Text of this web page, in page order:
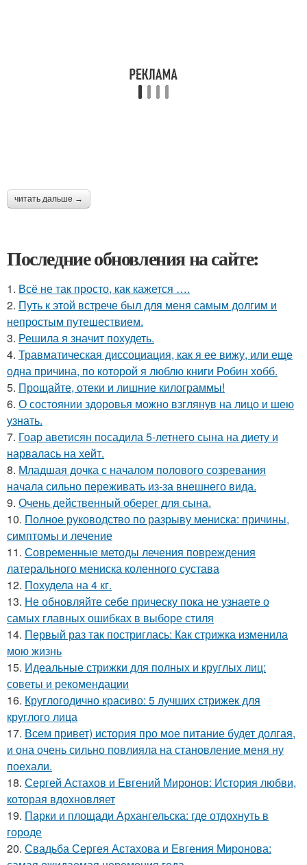
читать дальше →
Последние обновления на сайте:
1. Всё не так просто, как кажется ….
2. Путь к этой встрече был для меня самым долгим и
непростым путешествием.
3. Решила я значит похудеть.
4. Травматическая диссоциация, как я ее вижу, или еще
одна причина, по которой я люблю книги Робин хобб.
5. Прощайте, отеки и лишние килограммы!
6. О состоянии здоровья можно взглянув на лицо и шею
узнать.
7. Гоар аветисян посадила 5-летнего сына на диету и
нарвалась на хейт.
8. Младшая дочка с началом полового созревания
начала сильно переживать из-за внешнего вида.
9. Очень действенный оберег для сына.
10. Полное руководство по разрыву мениска: причины,
симптомы и лечение
11. Современные методы лечения повреждения
латерального мениска коленного сустава
12. Похудела на 4 кг.
13. Не обновляйте себе прическу пока не узнаете о
самых главных ошибках в выборе стиля
14. Первый раз так постриглась: Как стрижка изменила
мою жизнь
15. Идеальные стрижки для полных и круглых лиц:
советы и рекомендации
16. Круглогодично красиво: 5 лучших стрижек для
круглого лица
17. Всем привет) история про мое питание будет долгая,
и она очень сильно повлияла на становление меня ну
поехали.
18. Сергей Астахов и Евгений Миронов: История любви,
которая вдохновляет
19. Парки и площади Архангельска: где отдохнуть в
городе
20. Свадьба Сергея Астахова и Евгения Миронова: